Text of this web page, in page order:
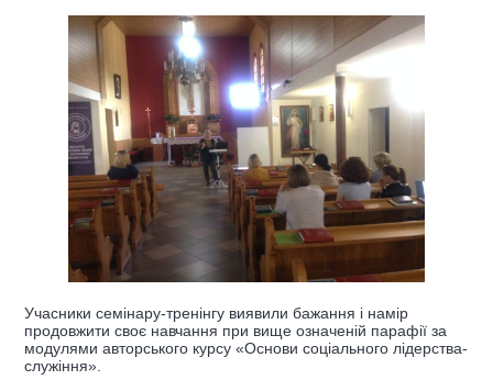
Учасники семінару-тренінгу виявили бажання і намір
продовжити своє навчання при вище означеній парафії за
модулями авторського курсу «Основи соціального лідерства-
служіння».